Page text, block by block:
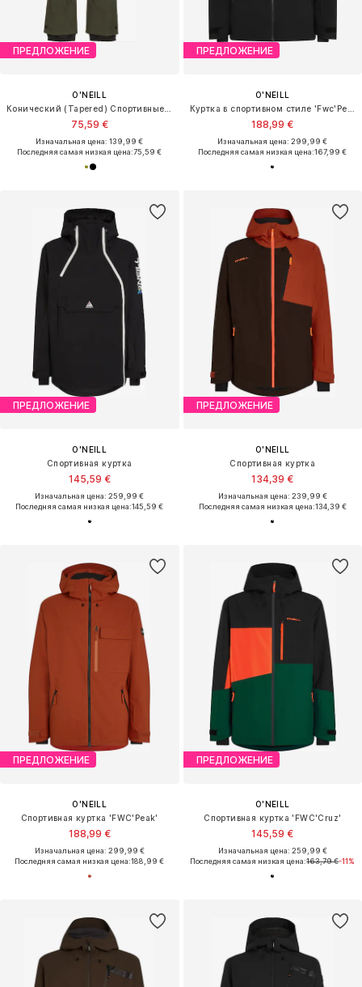
ПРЕДЛОЖЕНИЕ
O'NEILL
75,59 €
Изначальная цена: 139,99 €
Последняя самая низкая цена:75,59 €
ПРЕДЛОЖЕНИЕ
O'NEILL
188,99 €
Изначальная цена: 299,99 €
Последняя самая низкая цена:167,99 €
ПРЕДЛОЖЕНИЕ
O'NEILL
Спортивная куртка
145,59 €
Изначальная цена: 259,99 €
Последняя самая низкая цена:145,59 €
ПРЕДЛОЖЕНИЕ
O'NEILL
Спортивная куртка
134,39 €
Изначальная цена: 239,99 €
Последняя самая низкая цена:134,39 €
ПРЕДЛОЖЕНИЕ
O'NEILL
Спортивная куртка 'FWC'Peak'
188,99 €
Изначальная цена: 299,99 €
Последняя самая низкая цена:188,99 €
ПРЕДЛОЖЕНИЕ
O'NEILL
Спортивная куртка 'FWC'Cruz'
145,59 €
Изначальная цена: 259,99 €
Последняя самая низкая цена:163,79 €-11%